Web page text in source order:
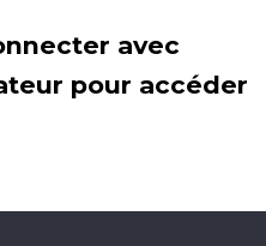
avec
pour accéder